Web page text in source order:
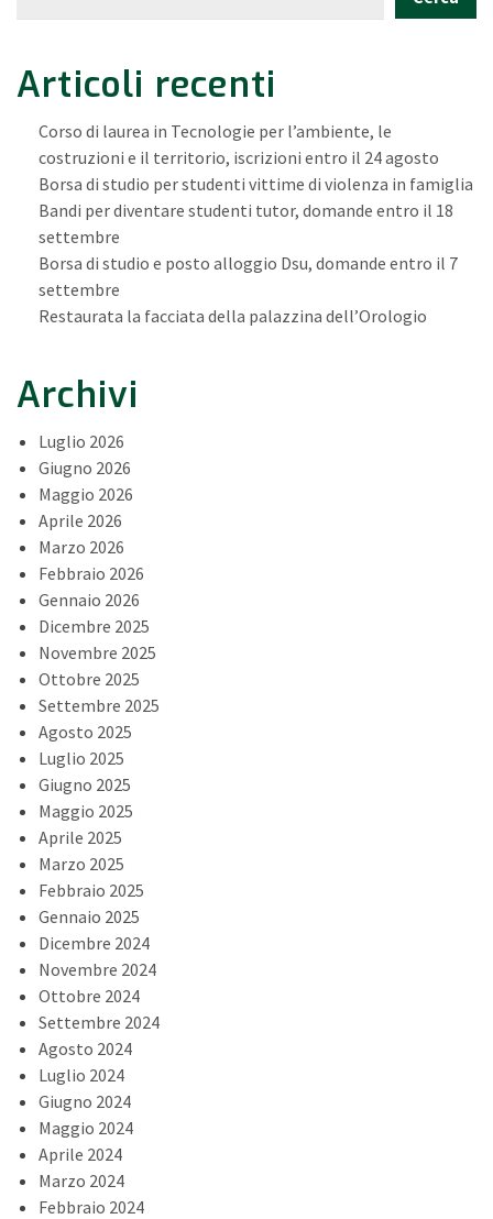
Articoli recenti
Corso di laurea in Tecnologie per l’ambiente, le
costruzioni e il territorio, iscrizioni entro il 24 agosto
Borsa di studio per studenti vittime di violenza in famiglia
Bandi per diventare studenti tutor, domande entro il 18
settembre
Borsa di studio e posto alloggio Dsu, domande entro il 7
settembre
Restaurata la facciata della palazzina dell’Orologio
Archivi
Luglio 2026
Giugno 2026
Maggio 2026
Aprile 2026
Marzo 2026
Febbraio 2026
Gennaio 2026
Dicembre 2025
Novembre 2025
Ottobre 2025
Settembre 2025
Agosto 2025
Luglio 2025
Giugno 2025
Maggio 2025
Aprile 2025
Marzo 2025
Febbraio 2025
Gennaio 2025
Dicembre 2024
Novembre 2024
Ottobre 2024
Settembre 2024
Agosto 2024
Luglio 2024
Giugno 2024
Maggio 2024
Aprile 2024
Marzo 2024
Febbraio 2024